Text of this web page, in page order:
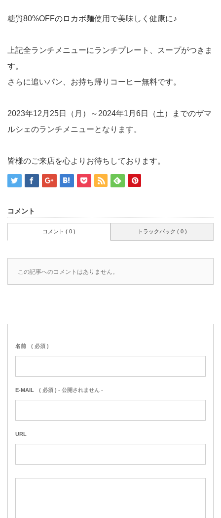
糖質80%OFFのロカボ麺使用で美味しく健康に♪
上記全ランチメニューにランチプレート、スープがつきま
す。
さらに追いパン、お持ち帰りコーヒー無料です。
2023年12月25日（月）～2024年1月6日（土）までのザマ
ルシェのランチメニューとなります。
皆様のご来店を心よりお待ちしております。
コメント
コメント ( 0 ) トラックバック ( 0 )
この記事へのコメントはありません。
名前 ( 必須 )
E-MAIL ( 必須 ) - 公開されません -
URL